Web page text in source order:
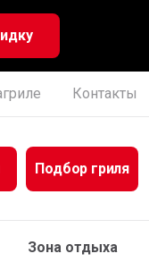
Контакты
Подбор гриля
Зона отдыха